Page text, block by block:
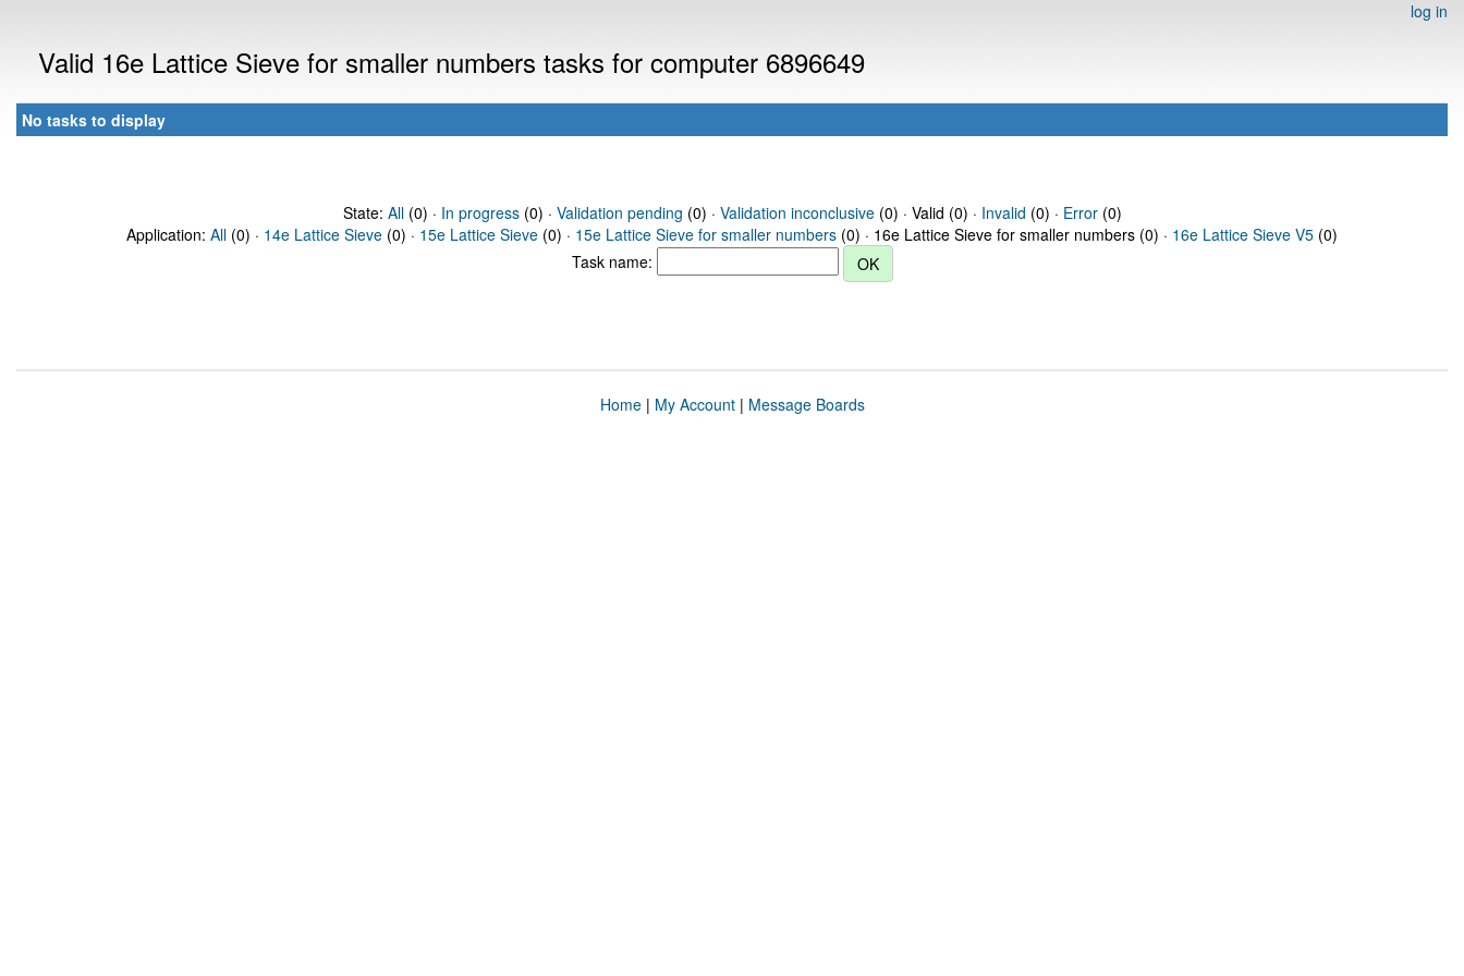
log in
Valid 16e Lattice Sieve for smaller numbers tasks for computer 6896649
No tasks to display
State: All(0) · In progress(0) · Validation pending (0) · Validation inconclusive(0) · Valid (0) · Invalid (0) · Error(0)
Application: All (0) · 14e Lattice Sieve (0) · 15e Lattice Sieve (0) · 15e Lattice Sieve for smaller numbers (0) · 16e Lattice Sieve for smaller numbers (0) · 16e Lattice Sieve V5 (0)
Task name:
Home| My Account| Message Boards